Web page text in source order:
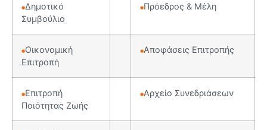
Δημοτικό
Συμβούλιο
Πρόεδρος & Μέλη
Οικονομική
Επιτροπή
Αποφάσεις Επιτροπής
Επιτροπή
Ποιότητας Ζωής
Αρχείο Συνεδριάσεων